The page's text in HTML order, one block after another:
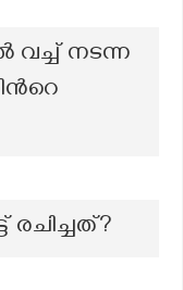
വച്ച് നടന്ന
രചിച്ചത്?